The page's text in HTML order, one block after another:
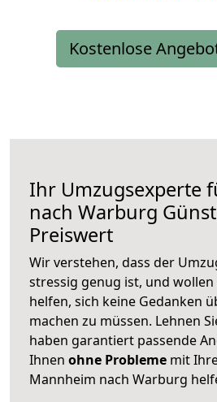
Kostenlose
Ihr Umzugsexperte
nach Warburg
Preiswert
Wir verstehen, dass der
stressig genug ist, und
helfen, sich keine Gedanken
machen zu müssen. Lehnen
haben garantiert passende
Ihnen ohne Probleme mit
Mannheim nach Warburg